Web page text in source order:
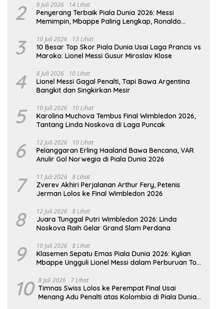
2 9 Juli 2026 14 Lihat
Penyerang Terbaik Piala Dunia 2026: Messi
Memimpin, Mbappe Paling Lengkap, Ronaldo
3 10 Juli 2026 13 Lihat
10 Besar Top Skor Piala Dunia Usai Laga Prancis vs
Maroko: Lionel Messi Gusur Miroslav Klose
4 8 Juli 2026 10 Lihat
Lionel Messi Gagal Penalti, Tapi Bawa Argentina
Bangkit dan Singkirkan Mesir
5 10 Juli 2026 10 Lihat
Karolina Muchova Tembus Final Wimbledon 2026,
Tantang Linda Noskova di Laga Puncak
6 12 Juli 2026 10 Lihat
Pelanggaran Erling Haaland Bawa Bencana, VAR
Anulir Gol Norwegia di Piala Dunia 2026
7 11 Juli 2026 8 Lihat
Zverev Akhiri Perjalanan Arthur Fery, Petenis
Jerman Lolos ke Final Wimbledon 2026
8 12 Juli 2026 8 Lihat
Juara Tunggal Putri Wimbledon 2026: Linda
Noskova Raih Gelar Grand Slam Perdana
9 10 Juli 2026 8 Lihat
Klasemen Sepatu Emas Piala Dunia 2026: Kylian
Mbappe Ungguli Lionel Messi dalam Perburuan Top
10 8 Juli 2026 7 Lihat
Timnas Swiss Lolos ke Perempat Final Usai
Menang Adu Penalti atas Kolombia di Piala Dunia